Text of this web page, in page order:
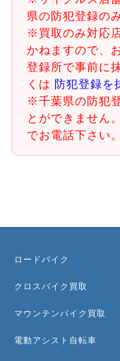
県の防犯登録の
※買取のみ対応
かねますので、
登録所で事前に
くは 防犯登録を
※千葉県の防犯
とができません
でお電話下さい。
ロードバイク
クロスバイク買取
マウンテンバイク買取
電動アシスト自転車